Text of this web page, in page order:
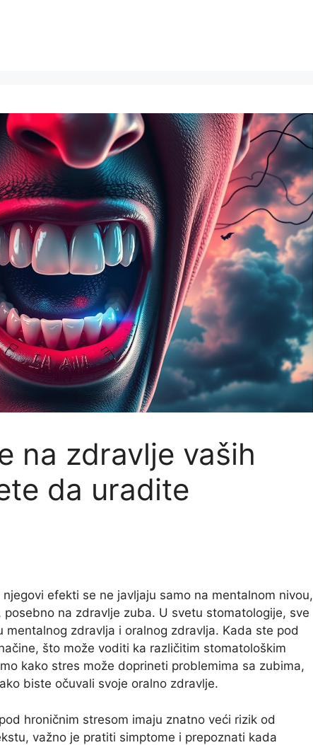
na zdravlje vaših
da uradite
efekti se ne javljaju samo na mentalnom nivou,
na zdravlje zuba. U svetu stomatologije, sve
mentalnog zdravlja i oralnog zdravlja. Kada ste pod
što može voditi ka različitim stomatološkim
kako stres može doprineti problemima sa zubima,
biste očuvali svoje oralno zdravlje.
hroničnim stresom imaju znatno veći rizik od
važno je pratiti simptome i prepoznati kada